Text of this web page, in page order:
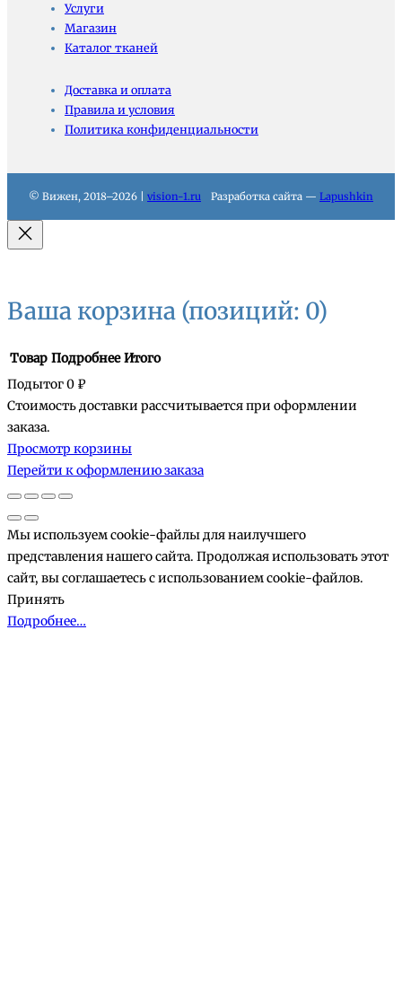
Услуги
Магазин
Каталог тканей
Доставка и оплата
Правила и условия
Политика конфиденциальности
© Вижен, 2018–2026 | vision-1.ru Разработка сайта — Lapushkin
Ваша корзина (позиций: 0)
Товары
в
корзине
Товар Подробнее Итого
Подытог0 ₽
Стоимость доставки рассчитывается при оформлении
заказа.
Просмотр корзины
Перейти к оформлению заказа
Мы используем cookie-файлы для наилучшего
представления нашего сайта. Продолжая использовать этот
сайт, вы соглашаетесь с использованием cookie-файлов.
Принять
Подробнее…